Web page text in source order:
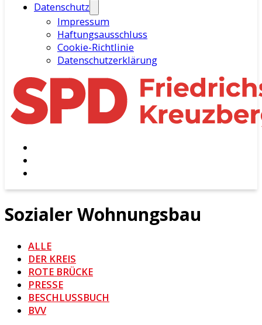
Datenschutz
Impressum
Haftungsausschluss
Cookie-Richtlinie
Datenschutzerklärung
Sozialer Wohnungsbau
ALLE
DER KREIS
ROTE BRÜCKE
PRESSE
BESCHLUSSBUCH
BVV